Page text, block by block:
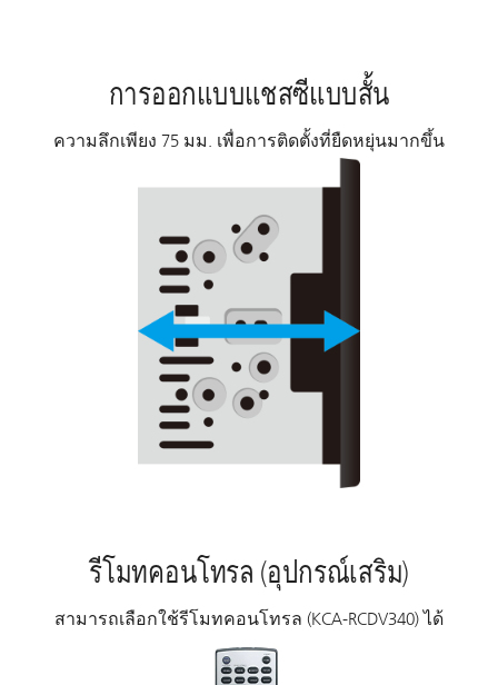
การออกแบบแชสซีแบบสั้น
ความลึกเพียง 75 มม. เพื่อการติดตั้งที่ยืดหยุ่นมากขึ้น
รีโมทคอนโทรล (อุปกรณ์เสริม)
สามารถเลือกใช้รีโมทคอนโทรล (KCA-RCDV340) ได้